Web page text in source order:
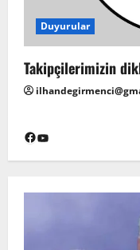
Duyurular
Takipçilerimizin
Facebook
YouTube